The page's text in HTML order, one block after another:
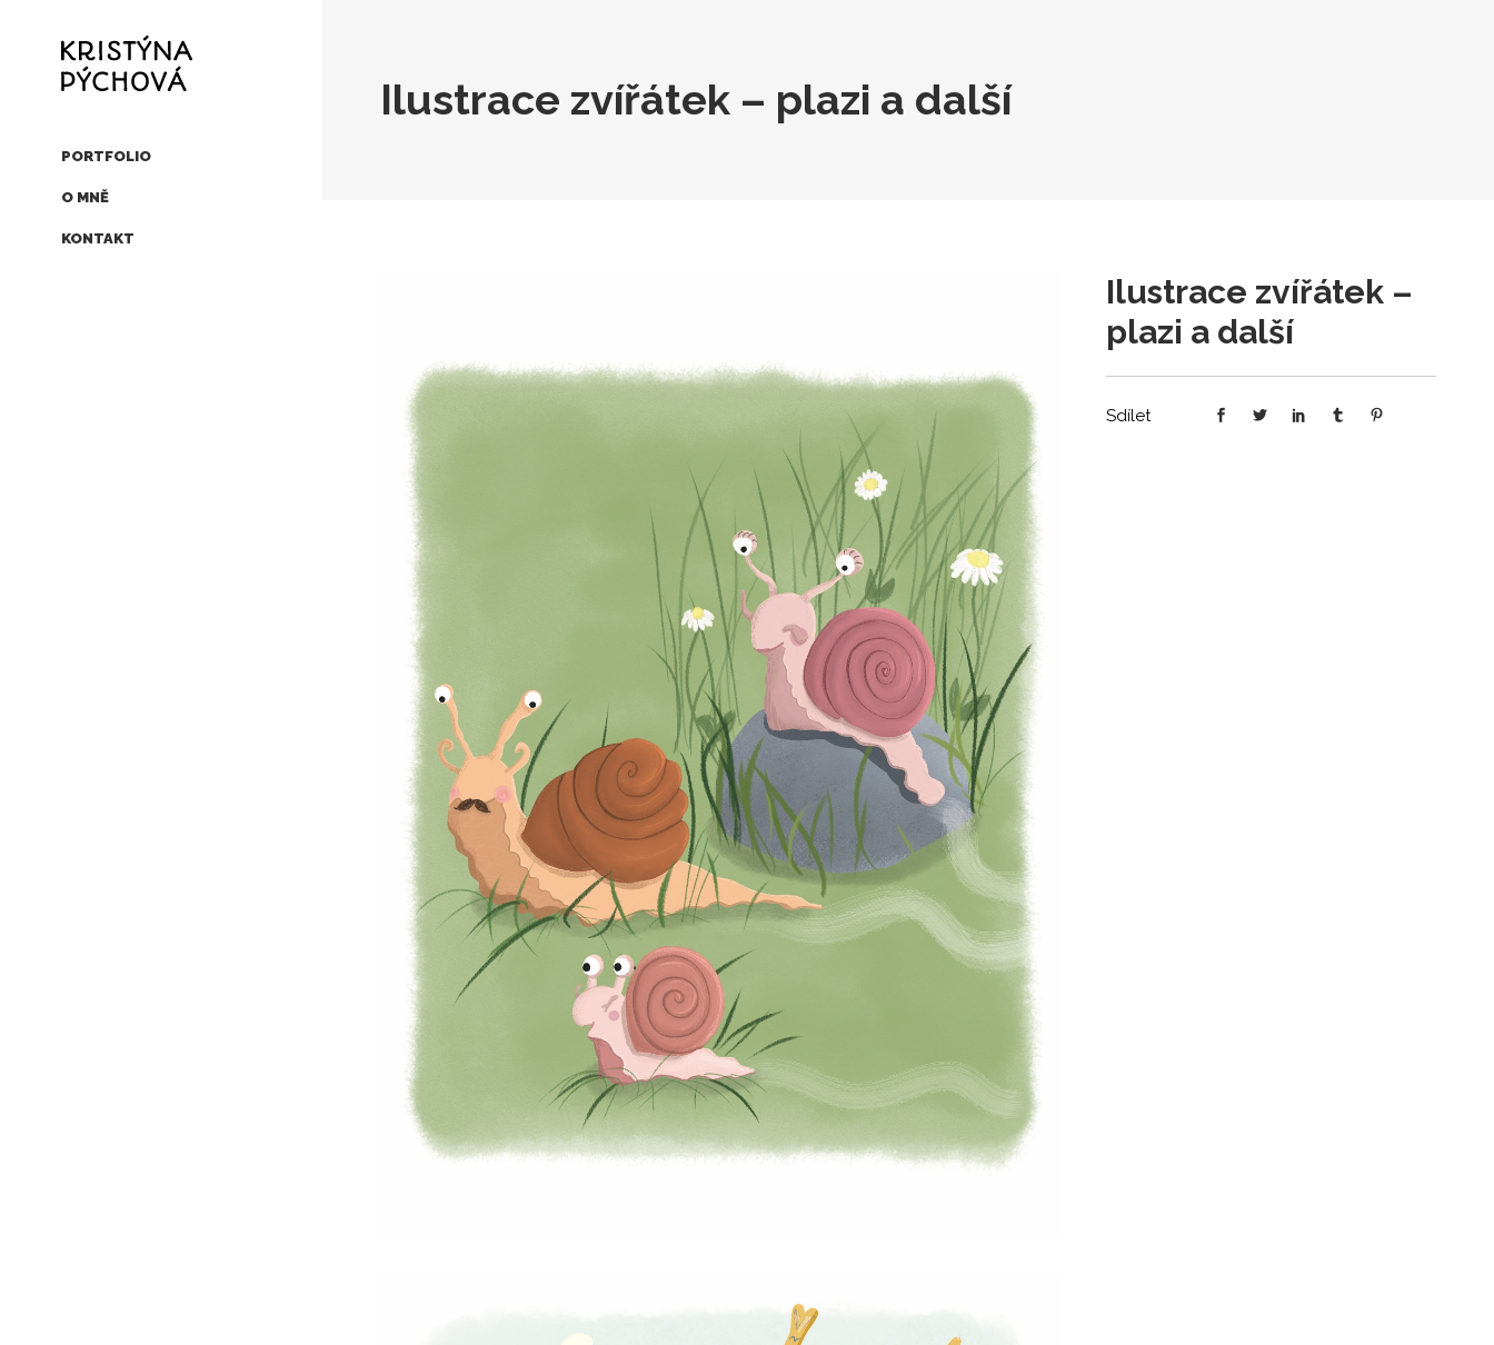
PORTFOLIO
O MNĚ
KONTAKT
Ilustrace zvířátek – plazi a další
Ilustrace zvířátek –
plazi a další
Sdílet